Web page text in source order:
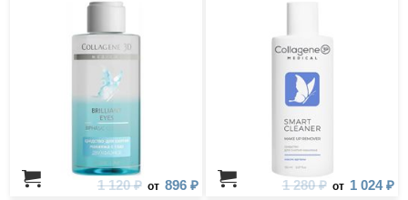
1 120 ₽ от 896 ₽ 1 280 ₽ от 1 024 ₽